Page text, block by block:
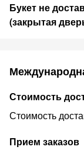
Букет не
(закрытая
Стоимость
Стоимость
Прием заказов